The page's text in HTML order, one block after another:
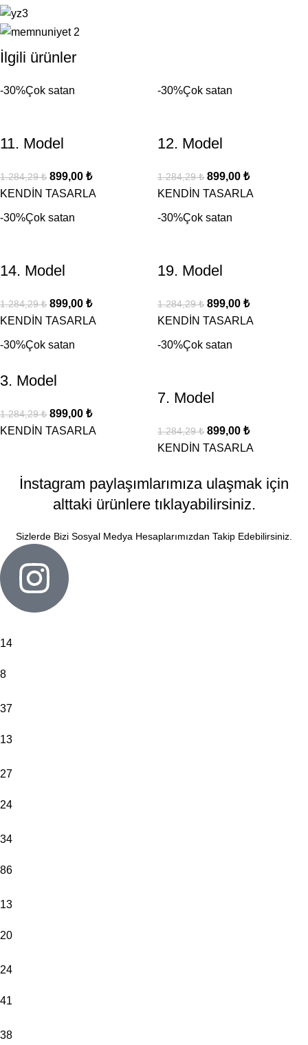
İlgili ürünler
-30%Çok satan
11. Model
1.284,29₺ 899,00 ₺
KENDİN TASARLA
-30%Çok satan
12. Model
1.284,29₺ 899,00 ₺
KENDİN TASARLA
-30%Çok satan
14. Model
1.284,29₺ 899,00 ₺
KENDİN TASARLA
-30%Çok satan
19. Model
1.284,29₺ 899,00 ₺
KENDİN TASARLA
-30%Çok satan
3. Model
1.284,29₺ 899,00 ₺
KENDİN TASARLA
-30%Çok satan
7. Model
1.284,29₺ 899,00 ₺
KENDİN TASARLA
İnstagram paylaşımlarımıza ulaşmak için
alttaki ürünlere tıklayabilirsiniz.
Sizlerde Bizi Sosyal Medya Hesaplarımızdan Takip Edebilirsiniz.
14
8
37
13
27
24
34
86
13
20
24
41
38